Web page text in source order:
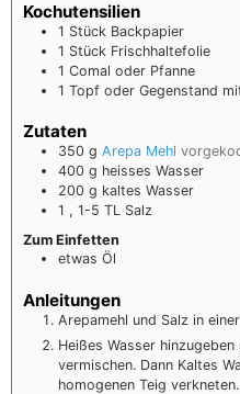
Kochutensilien
1 Stück Backpapier
1 Stück Frischhaltefolie
1 Comal oder Pfanne
1 Topf oder Gegenstand
Zutaten
350 g Arepa Mehl
400 g heisses Wasser
200 g kaltes Wasser
1 , 1-5 TL Salz
Zum Einfetten
etwas Öl
Anleitungen
Arepamehl und Salz in
Heißes Wasser
vermischen. Dann Kaltes
homogenen Teig verkneten.